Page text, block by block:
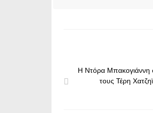
Η Ντόρα Μπακογιάννη
τους Τέρη